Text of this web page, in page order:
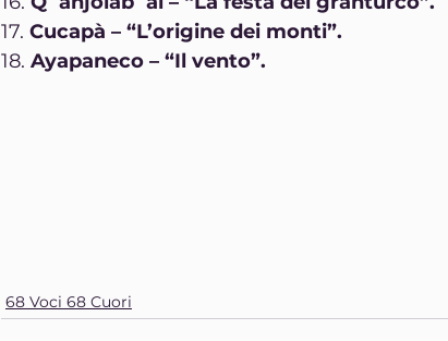
17. Cucapà – “L’origine dei monti”.
18. Ayapaneco – “Il vento”.
68 Voci 68 Cuori